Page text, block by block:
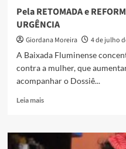
Pela RETOMADA e
URGÊNCIA
Giordana Moreira 4 de julho
A Baixada Fluminense
contra a mulher, que
acompanhar o Dossiê...
Leia maisRead
Pela
RETOMADA